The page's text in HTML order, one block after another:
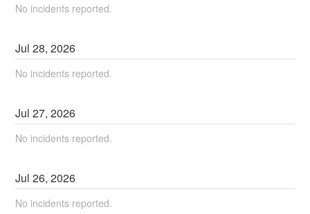
No incidents reported.
Jul28,2026
No incidents reported.
Jul27,2026
No incidents reported.
Jul26,2026
No incidents reported.